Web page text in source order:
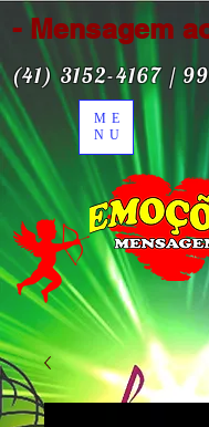
(41) 3152-4167/
ME
NU
- Mensagem